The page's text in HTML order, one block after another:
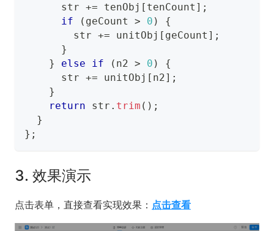
      str
+= tenObj [ tenCount ] ;
if
( geCount > 0 )
{
        str
+= unitObj [ geCount ] ;
}
}
else if ( n2 > 0 )
{
      str
+= unitObj [ n2] ;
}
return str . trim ( ) ;
}
} ;
3. 效果演示
点击表单，直接查看实现效果： 点击查看